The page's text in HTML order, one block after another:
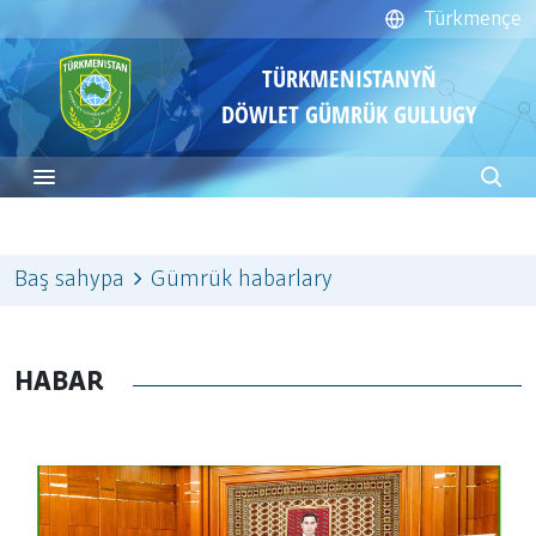
Türkmençe
TÜRKMENISTANYŇ
DÖWLET GÜMRÜK GULLUGY
Baş sahypa Gümrük habarlary
HABAR